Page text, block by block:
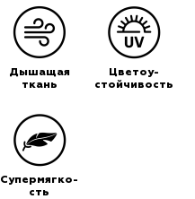
Дышащая
ткань
Цветоу-
стойчивость
Супермягко-
сть